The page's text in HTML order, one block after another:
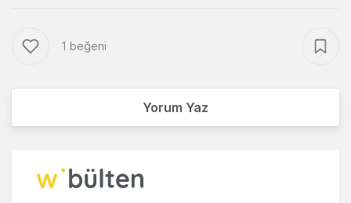
1 beğeni
Yorum Yaz